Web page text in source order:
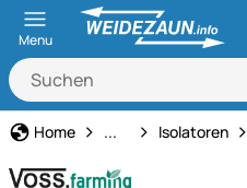
Menu
Home Weidezaun
... Isolatoren